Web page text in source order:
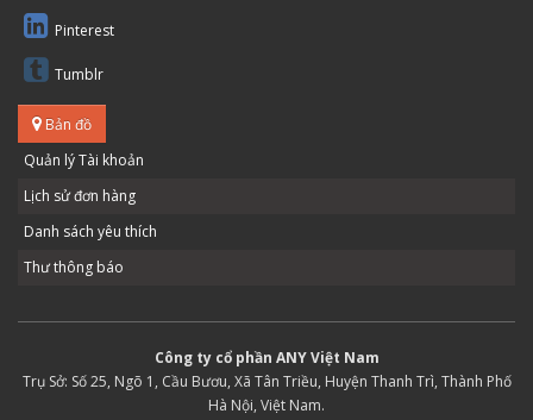
Pinterest
Tumblr
Bản đồ
Quản lý Tài khoản
Lịch sử đơn hàng
Danh sách yêu thích
Thư thông báo
Công ty cổ phần ANY Việt Nam
Trụ Sở: Số 25, Ngõ 1, Cầu Bươu, Xã Tân Triều, Huyện Thanh Trì, Thành Phố
Hà Nội, Việt Nam.